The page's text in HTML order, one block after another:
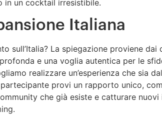
in un cocktail irresistibile.
Italiana
sull’Italia? La spiegazione proviene
e una voglia autentica per le
realizzare un’esperienza che sia
provi un rapporto unico,
che già esiste e catturare